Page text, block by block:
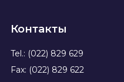
Контакты
Tel.: (022) 829 629
Fax: (022) 829 622